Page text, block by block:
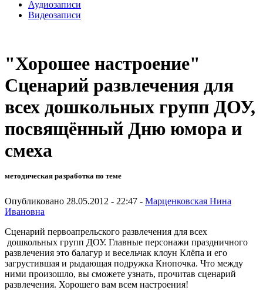
Аудиозаписи
Видеозаписи
"Хорошее настроение"
Сценарий развлечения для
всех дошкольных групп ДОУ,
посвящённый Дню юмора и
смеха
методическая разработка по теме
Опубликовано 28.05.2012 - 22:47 - Марценковская Нина
Ивановна
Сценарий первоапрельского развлечения для всех
дошкольных групп ДОУ. Главные персонажи праздничного
развлечения это балагур и весельчак клоун Клёпа и его
загрустившая и рыдающая подружка Кнопочка. Что между
ними произошло, вы сможете узнать, прочитав сценарий
развлечения. Хорошего вам всем настроения!